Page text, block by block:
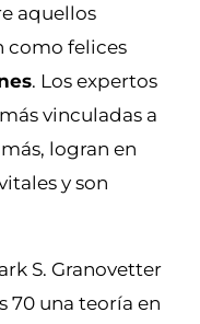
aquellos
como felices
. Los expertos
vinculadas a
logran en
y son
S. Granovetter
70 una teoría en